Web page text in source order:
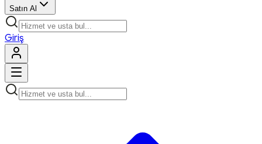
Satın Al
Giriş